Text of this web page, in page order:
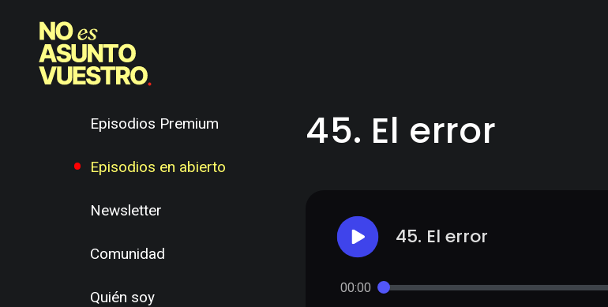
Episodios Premium
Episodios en abierto
Newsletter
Comunidad
Quién soy
45. El error
45. El error
00:00